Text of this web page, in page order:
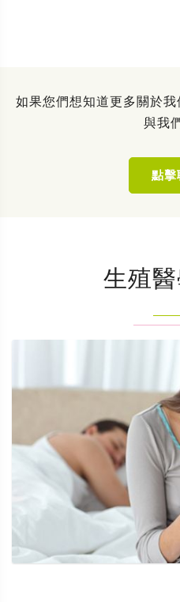
如果您們想知道更多關於
與我
點擊
生殖